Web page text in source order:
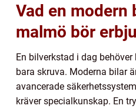
Vad en modern
malmö bör
En bilverkstad i dag
bara skruva. Moderna bilar
avancerade
kräver specialkunskap. En